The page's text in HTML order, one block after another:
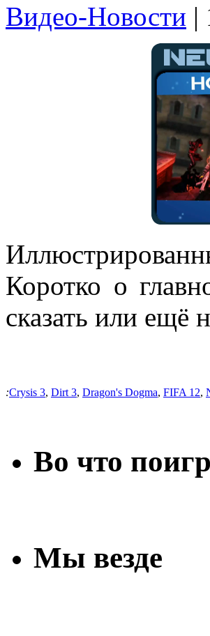
Видео-Новости |
Коротко о
сказать или ещё
:Crysis 3, Dirt 3, Dragon's Dogma, FIFA 12,
Во что
Мы везде